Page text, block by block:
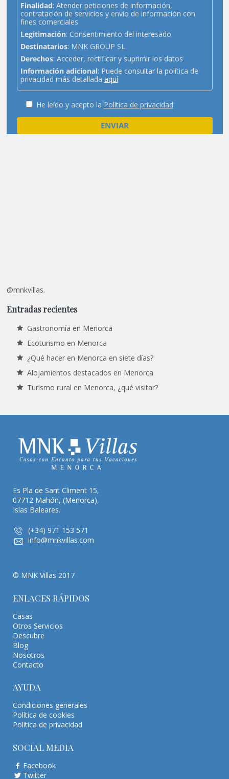
Finalidad: Atender peticiones de información,
contratación de servicios y envío de información con
fines comerciales
Legitimación: Consentimiento del interesado
Destinatarios: MNK GROUP SL
Derechos: Acceder, rectificar y suprimir los datos
Información adicional: Puede consultar la política de
privacidad más detallada aquí
He leído y acepto la Política de privacidad
@mnkvillas.
Entradas recientes
Gastronomía en Menorca
Ecoturismo en Menorca
¿Qué hacer en Menorca en siete días?
Alojamientos destacados en Menorca
Turismo rural en Menorca, ¿qué visitar?
Es Pla de Sant Climent 15,
07712 Mahón, (Menorca),
Islas Baleares.
(+34) 971 153 571
info@mnkvillas.com
© MNK Villas 2017
ENLACES RÁPIDOS
Casas
Otros Servicios
Descubre
Blog
Nosotros
Contacto
AYUDA
Condiciones generales
Política de cookies
Política de privacidad
SOCIAL MEDIA
Facebook
Twitter